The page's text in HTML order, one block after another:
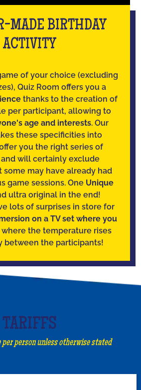
MADE BIRTHDAY
ACTIVITY
of your choice (excluding
Quiz Room offers you a
thanks to the creation of
per participant, allowing to
age and interests. Our
these specificities into
you the right series of
will certainly exclude
some may have already had
game sessions. One Unique
ultra original in the end!
lots of surprises in store for
on a TV set where you
where the temperature rises
between the participants!
TARIFFS
person unless otherwise stated